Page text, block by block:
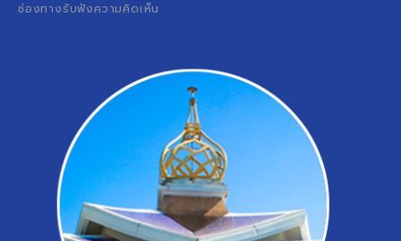
ช่องทางรับฟังความคิดเห็น